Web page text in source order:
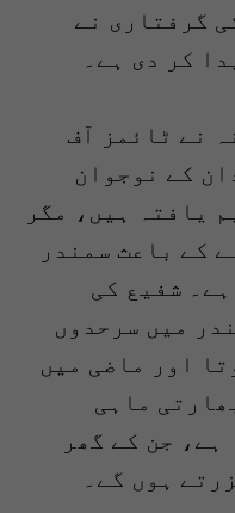
گرفتاری نے
کر دی ہے۔
نے ٹائمز آف
کے نوجوان
یافتہ ہیں، مگر
کے باعث سمندر
شفیع کی
میں سرحدوں
اور ماضی میں
ماہی
جن کے گھر
ہوں گے۔